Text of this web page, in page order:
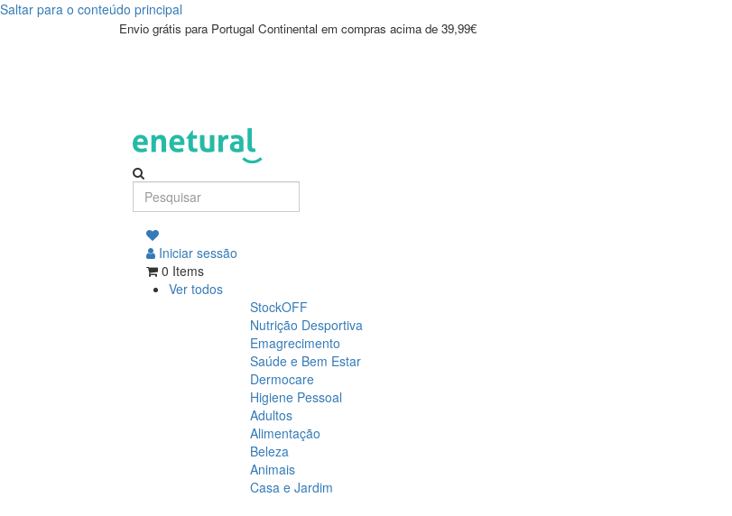
Saltar para o conteúdo principal
Envio grátis para Portugal Continental em compras acima de 39,99€
Iniciar sessão
0 Items
Ver todos
StockOFF
Nutrição Desportiva
Emagrecimento
Saúde e Bem Estar
Dermocare
Higiene Pessoal
Adultos
Alimentação
Beleza
Animais
Casa e Jardim